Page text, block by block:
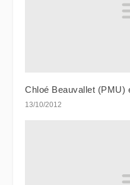
Chloé Beauvallet (PMU)
13/10/2012